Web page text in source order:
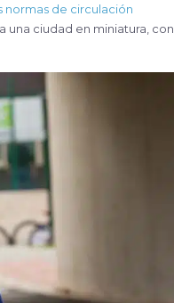
normas de circulación
una ciudad en miniatura, con